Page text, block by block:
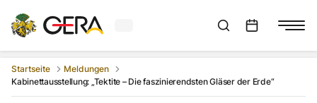
Aktuelles Wetter in GeraSuchleiste anzeigen
Startseite
Meldungen
Kabinettausstellung: „Tektite – Die faszinierendsten Gläser der Erde“